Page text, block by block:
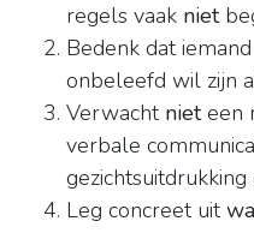
regels vaak niet
Bedenk dat
onbeleefd wil zijn
Verwacht nieteen
verbale
gezichtsuitdrukking
Leg concreet uit